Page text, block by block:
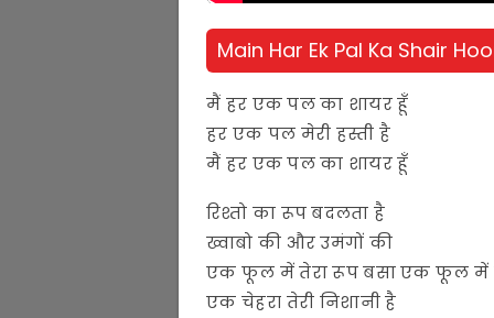
Main Har Ek Pal Ka Shair
मैं हर एक पल का शायर हूँ
हर एक पल मेरी हस्ती है
मैं हर एक पल का शायर हूँ
रिश्तो का रूप बदलता है
ख्वाबो की और उमंगों की
एक फूल में तेरा रूप बसा एक फूल में
एक चेहरा तेरी निशानी है